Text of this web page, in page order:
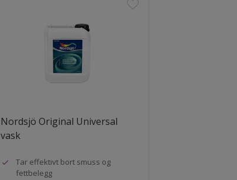
Nordsjö Original Universal
vask
Tar effektivt bort smuss og
fettbelegg